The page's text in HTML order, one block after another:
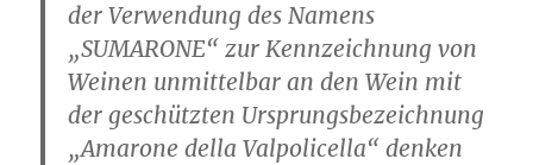
der Verwendung des Namens
„SUMARONE“ zur Kennzeichnung von
Weinen unmittelbar an den Wein mit
der geschützten Ursprungsbezeichnung
„Amarone della Valpolicella“ denken